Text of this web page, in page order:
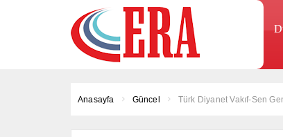
Anasayfa Güncel Türk Diyanet Vakıf-Sen